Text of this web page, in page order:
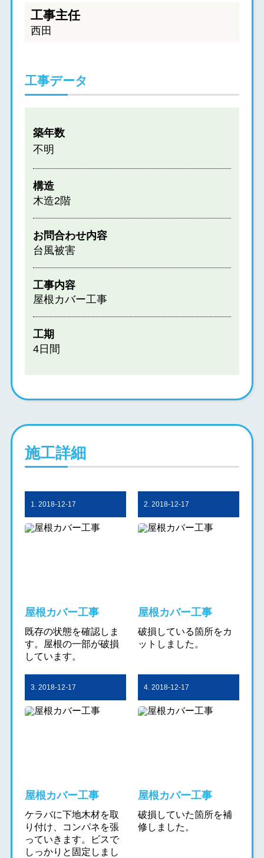
工事主任
西田
工事データ
築年数
不明
構造
木造2階
お問合わせ内容
台風被害
工事内容
屋根カバー工事
工期
4日間
施工詳細
1. 2018-12-17
屋根カバー工事
既存の状態を確認しま
す。屋根の一部が破損
しています。
2. 2018-12-17
屋根カバー工事
破損している箇所をカ
ットしました。
3. 2018-12-17
屋根カバー工事
ケラバに下地木材を取
り付け、コンパネを張
っていきます。ビスで
しっかりと固定しまし
4. 2018-12-17
屋根カバー工事
破損していた箇所を補
修しました。